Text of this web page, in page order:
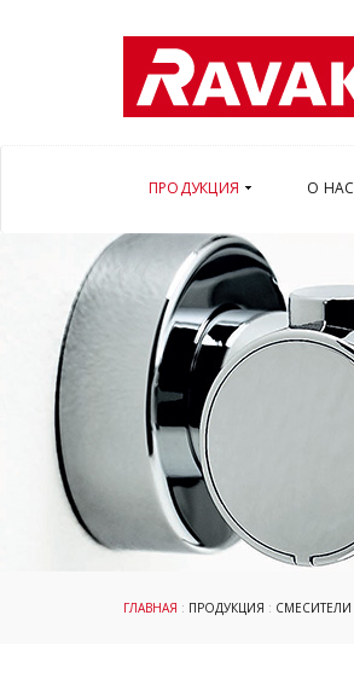
ПРОДУКЦИЯ О НАС
ГЛАВНАЯ : ПРОДУКЦИЯ : СМЕСИТЕЛИ